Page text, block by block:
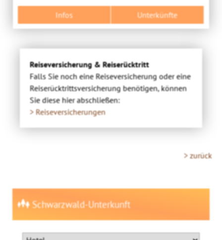
Infos Unterkünfte
Reiseversicherung & Reiserücktritt
Falls Sie noch eine Reiseversicherung oder eine
Reiserücktrittsversicherung benötigen, können
Sie diese hier abschließen:
> Reiseversicherungen
> zurück
Schwarzwald-Unterkunft